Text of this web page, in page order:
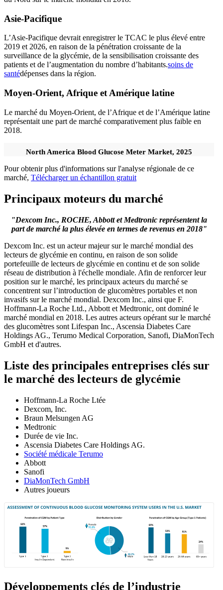
Asie-Pacifique
L’Asie-Pacifique devrait enregistrer le TCAC le plus élevé entre
2019 et 2026, en raison de la pénétration croissante de la
surveillance de la glycémie, de la sensibilisation croissante des
patients et de l’augmentation du nombre d’habitants.soins de
santédépenses dans la région.
Moyen-Orient, Afrique et Amérique latine
Le marché du Moyen-Orient, de l’Afrique et de l’Amérique latine
représentait une part de marché comparativement plus faible en
2018.
North America Blood Glucose Meter Market, 2025
Pour obtenir plus d'informations sur l'analyse régionale de ce
marché, Télécharger un échantillon gratuit
Principaux moteurs du marché
"Dexcom Inc., ROCHE, Abbott et Medtronic représentent la
part de marché la plus élevée en termes de revenus en 2018"
Dexcom Inc. est un acteur majeur sur le marché mondial des
lecteurs de glycémie en continu, en raison de son solide
portefeuille de lecteurs de glycémie en continu et de son solide
réseau de distribution à l'échelle mondiale. Afin de renforcer leur
position sur le marché, les principaux acteurs du marché se
concentrent sur l’introduction de glucomètres portables et non
invasifs sur le marché mondial. Dexcom Inc., ainsi que F.
Hoffmann-La Roche Ltd., Abbott et Medtronic, ont dominé le
marché mondial en 2018. Les autres acteurs opérant sur le marché
des glucomètres sont Lifespan Inc., Ascensia Diabetes Care
Holdings AG., Terumo Medical Corporation, Sanofi, DiaMonTech
GmbH et d'autres.
Liste des principales entreprises clés sur
le marché des lecteurs de glycémie
Hoffmann-La Roche Ltée
Dexcom, Inc.
Braun Melsungen AG
Medtronic
Durée de vie Inc.
Ascensia Diabetes Care Holdings AG.
Société médicale Terumo
Abbott
Sanofi
DiaMonTech GmbH
Autres joueurs
Développements clés de l’industrie